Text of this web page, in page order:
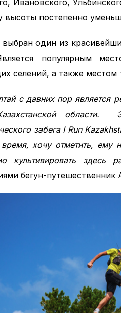
Ивановского,
высоты постепенно
выбран один из
популярным
селений, а также местом
с давних пор является
Казахстанской
забега I Run
хочу отметить, ему
культивировать здесь
бегун-путешественник